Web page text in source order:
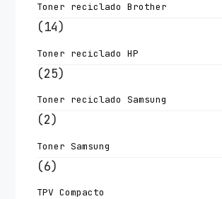
Toner reciclado Brother
(14)
Toner reciclado HP
(25)
Toner reciclado Samsung
(2)
Toner Samsung
(6)
TPV Compacto